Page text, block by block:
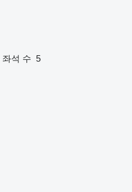
좌석 수 5